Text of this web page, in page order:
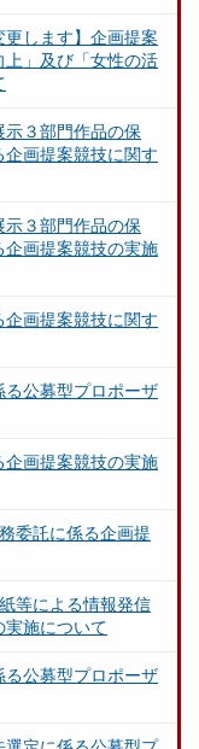
更します】企画提案
」及び「女性の活
示３部門作品の保
画提案競技に関す
示３部門作品の保
画提案競技の実施
画提案競技に関す
る公募型プロポーザ
画提案競技の実施
委託に係る企画提
等による情報発信
施について
る公募型プロポーザ